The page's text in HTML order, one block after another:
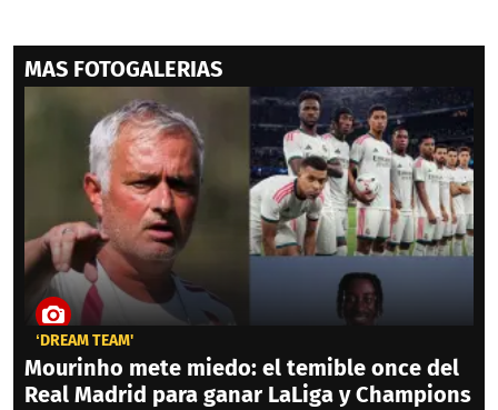
MAS FOTOGALERIAS
‘DREAM TEAM'
Mourinho mete miedo: el temible once del
Real Madrid para ganar LaLiga y Champions